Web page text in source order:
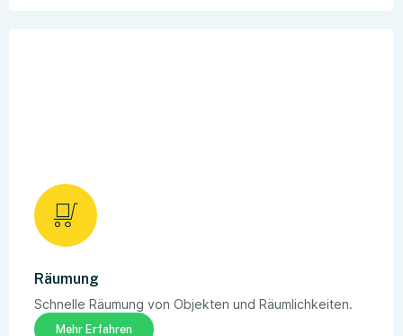
Räumung
Schnelle Räumung von Objekten und Räumlichkeiten.
Mehr Erfahren